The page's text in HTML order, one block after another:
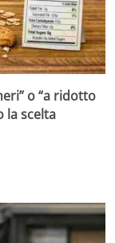
o “a ridotto
la scelta